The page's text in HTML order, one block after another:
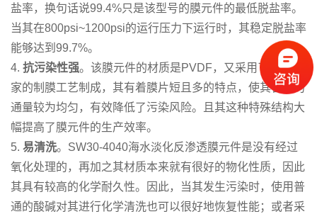
盐率，换句话说99.4%只是该型号的膜元件的最低脱盐率。
当其在800psi~1200psi的运行压力下运行时，其稳定脱盐率
能够达到99.7%。
4. 抗污染性强。该膜元件的材质是PVDF，又采用了陶氏独
家的制膜工艺制成，其有着膜片短且多的特点，使其各处的
通量较为均匀，有效降低了污染风险。且其这种特殊结构大
幅提高了膜元件的生产效率。
5. 易清洗。SW30-4040海水淡化反渗透膜元件是没有经过
氧化处理的，再加之其材质本来就有很好的物化性质，因此
其具有较高的化学耐久性。因此，当其发生污染时，使用普
通的酸碱对其进行化学清洗也可以很好地恢复性能；或者采